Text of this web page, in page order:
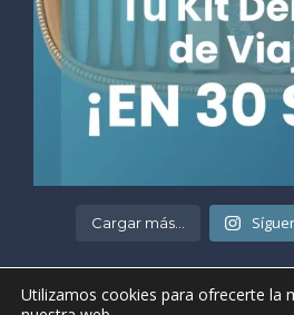
Cargar más...
Utilizamos cookies para ofrecerte la